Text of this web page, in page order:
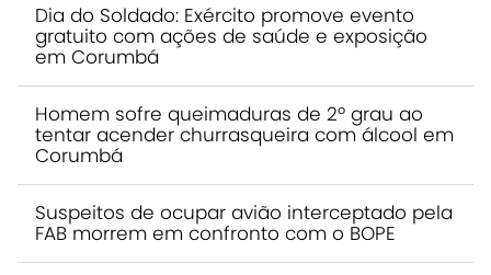
Dia do Soldado: Exército promove evento
gratuito com ações de saúde e exposição
em Corumbá
Homem sofre queimaduras de 2º grau ao
tentar acender churrasqueira com álcool em
Corumbá
Suspeitos de ocupar avião interceptado pela
FAB morrem em confronto com o BOPE